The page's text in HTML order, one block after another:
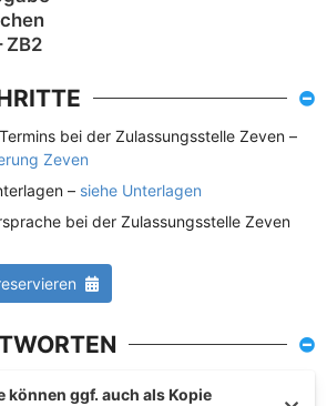
ZB2
bei der Zulassungsstelle Zeven –
Zeven
– siehe Unterlagen
bei der Zulassungsstelle Zeven
können ggf. auch als Kopie